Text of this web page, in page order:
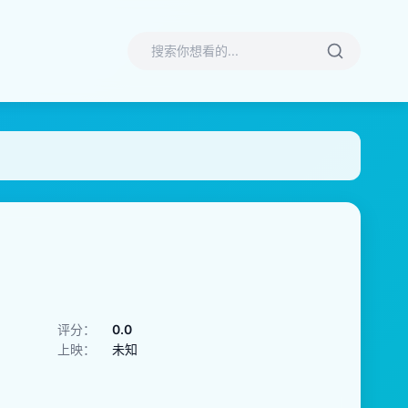
评分：
0.0
上映：
未知